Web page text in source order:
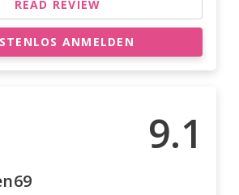
READ REVIEW
ANMELDEN
9.1